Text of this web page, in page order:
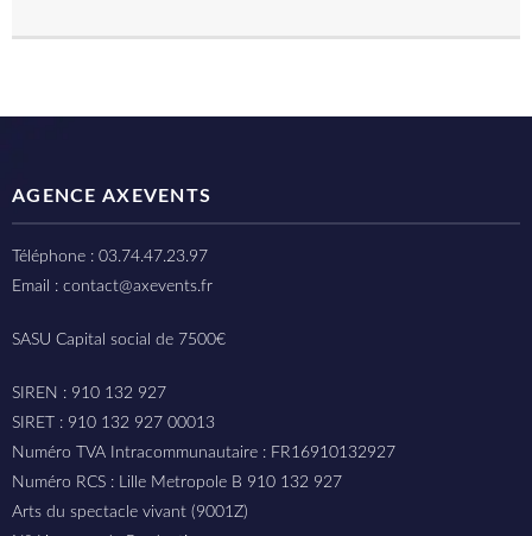
AGENCE AXEVENTS
Téléphone : 03.74.47.23.97
Email : contact@axevents.fr
SASU Capital social de 7500€
SIREN : 910 132 927
SIRET : 910 132 927 00013
Numéro TVA Intracommunautaire : FR16910132927
Numéro RCS : Lille Metropole B 910 132 927
Arts du spectacle vivant (9001Z)